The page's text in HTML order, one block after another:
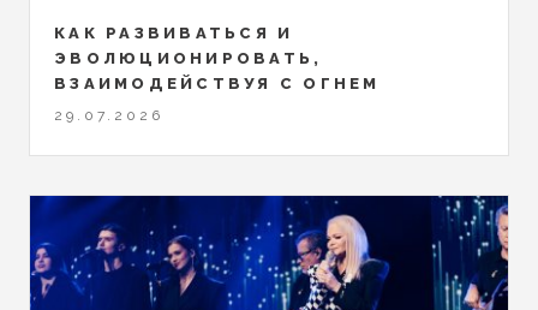
КАК РАЗВИВАТЬСЯ И
ЭВОЛЮЦИОНИРОВАТЬ,
ВЗАИМОДЕЙСТВУЯ С ОГНЕМ
29.07.2026